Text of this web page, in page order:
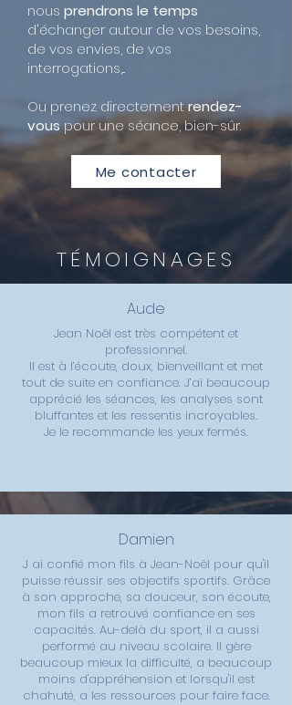
nous prendrons le temps
d'échanger autour de vos besoins,
de vos envies, de vos
interrogations,...
Ou prenez directementrendez-
vouspour une séance, bien-sûr.
Me contacter
TÉMOIGNAGES
Aude
Jean Noël est très compétent et
professionnel.
Il est à l’écoute, doux, bienveillant et met
tout de suite en confiance. J’ai beaucoup
apprécié les séances, les analyses sont
bluffantes et les ressentis incroyables.
Je le recommande les yeux fermés.
Damien
J ai confié mon fils à Jean-Noël pour qu'il
puisse réussir ses objectifs sportifs. Grâce
à son approche, sa douceur, son écoute,
mon fils a retrouvé confiance en ses
capacités. Au-delà du sport, il a aussi
performé au niveau scolaire. Il gère
beaucoup mieux la difficulté, a beaucoup
moins d'appréhension et lorsqu'il est
chahuté, a les ressources pour faire face.